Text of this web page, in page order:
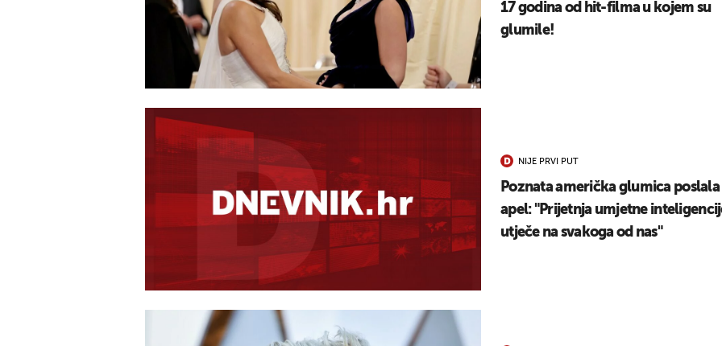
17 godina od hit-filma u kojem su
glumile!
NIJE PRVI PUT
Poznata američka glumica poslala
apel: "Prijetnja umjetne
utječe na svakoga od nas"
UKLJUČITE NOTIFIKACIJE